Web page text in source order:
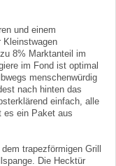
und einem
8% Marktanteil im
im Fond ist optimal
menschenwürdig
nach hinten das
einfach, alle
es ein Paket aus
trapezförmigen Grill
Die Hecktür